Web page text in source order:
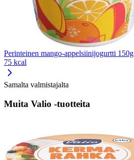
Perinteinen mango-appelsiinijogurtti 150g
75 kcal
Samalta valmistajalta
Muita Valio -tuotteita